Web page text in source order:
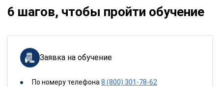
6 шагов, чтобы пройти обучение
Заявка на обучение
По номеру телефона8 (800) 301-78-62